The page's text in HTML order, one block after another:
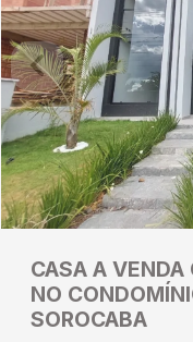
CASA A
NO
SOROCABA